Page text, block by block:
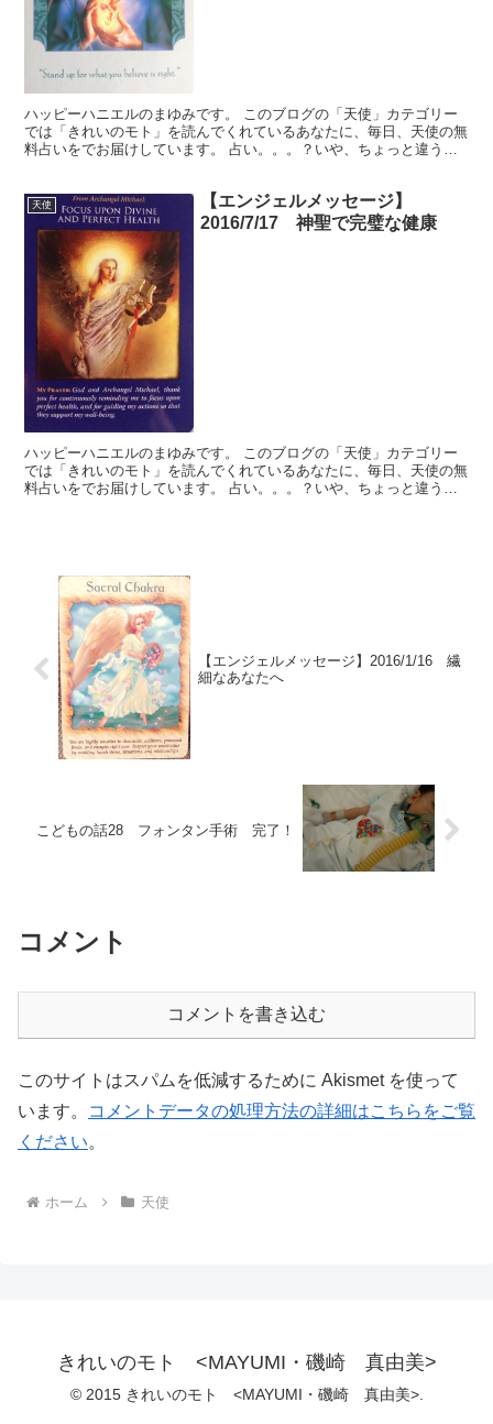
ハッピーハニエルのまゆみです。 このブログの「天使」カテゴリー
では「きれいのモト」を読んでくれているあなたに、毎日、天使の無
料占いをでお届けしています。 占い。。。？いや、ちょっと違うか
天使
【エンジェルメッセージ】
2016/7/17 神聖で完璧な健康
ハッピーハニエルのまゆみです。 このブログの「天使」カテゴリー
では「きれいのモト」を読んでくれているあなたに、毎日、天使の無
料占いをでお届けしています。 占い。。。？いや、ちょっと違うか
【エンジェルメッセージ】2016/1/16 繊
細なあなたへ
こどもの話28 フォンタン手術 完了！
コメント
コメントを書き込む
このサイトはスパムを低減するために Akismet を使って
います。
コメントデータの処理方法の詳細はこちらをご覧
ください。
ホーム 天使
きれいのモト <MAYUMI・磯崎 真由美>
© 2015 きれいのモト <MAYUMI・磯崎 真由美>.